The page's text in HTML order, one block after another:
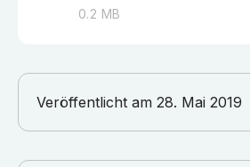
0.2 MB
Veröffentlicht am 28. Mai 2019